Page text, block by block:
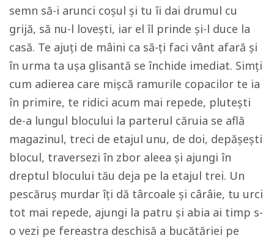
semn să-i arunci coșul și tu îi dai drumul cu
grijă, să nu-l lovești, iar el îl prinde și-l duce la
casă. Te ajuți de mâini ca să-ți faci vânt afară și
în urma ta ușa glisantă se închide imediat. Simți
cum adierea care mișcă ramurile copacilor te ia
în primire, te ridici acum mai repede, plutești
de-a lungul blocului la parterul căruia se află
magazinul, treci de etajul unu, de doi, depășești
blocul, traversezi în zbor aleea și ajungi în
dreptul blocului tău deja pe la etajul trei. Un
pescăruș murdar îți dă târcoale și cârâie, tu urci
tot mai repede, ajungi la patru și abia ai timp s-
o vezi pe fereastra deschisă a bucătăriei pe